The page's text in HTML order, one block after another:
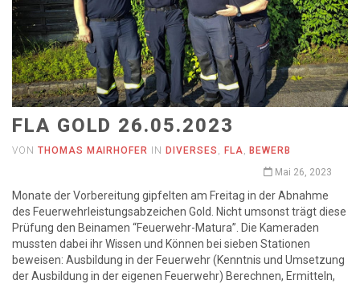
FLA GOLD 26.05.2023
VON THOMAS MAIRHOFER INDIVERSES FLA ,BEWERB
Mai 26, 2023
Monate der Vorbereitung gipfelten am Freitag in der Abnahme
des Feuerwehrleistungsabzeichen Gold. Nicht umsonst trägt diese
Prüfung den Beinamen “Feuerwehr-Matura”. Die Kameraden
mussten dabei ihr Wissen und Können bei sieben Stationen
beweisen: Ausbildung in der Feuerwehr (Kenntnis und Umsetzung
der Ausbildung in der eigenen Feuerwehr) Berechnen, Ermitteln,